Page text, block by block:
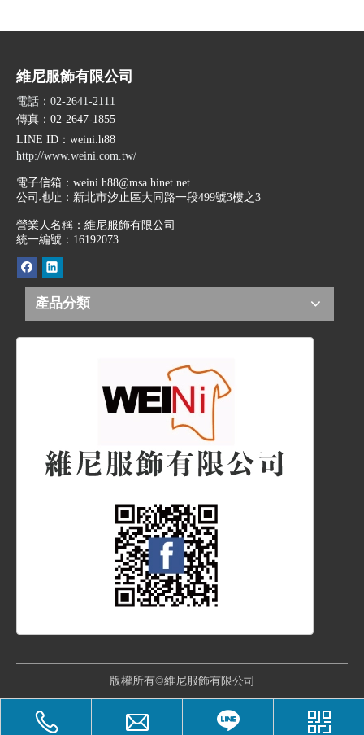
維尼服飾有限公司
電話：02-2641-2111
傳真：02-2647-1855
LINE ID ：weini.h88
http://www.weini.com.tw/
電子信箱： weini.h88@msa.hinet.net
公司地址： 新北市汐止區大同路一段499號3樓之3
營業人名稱：維尼服飾有限公司
統一編號：16192073
產品分類
版權所有©維尼服飾有限公司